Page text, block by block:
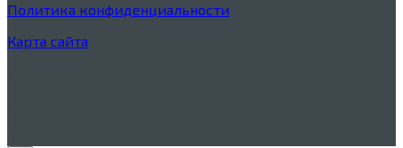
Политика конфиденциальности
Карта сайта